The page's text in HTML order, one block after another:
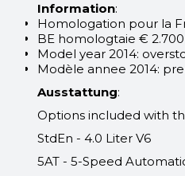
Information:
Homologation pour la
BE homologtaie € 2.700
Model year 2014:
Modèle annee 2014:
Ausstattung:
Options included with
StdEn - 4.0 Liter V6
5AT - 5-Speed